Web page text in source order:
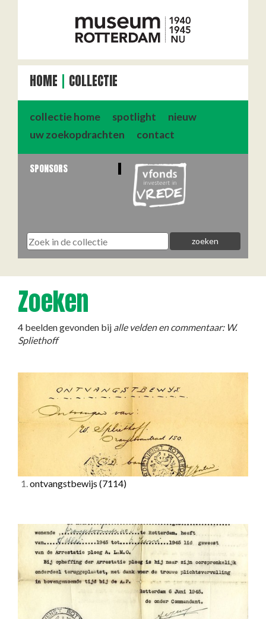
HOME COLLECTIE
collectie home spotlight
nieuw
uw zoekopdrachten
contact
SPONSORS
Zoeken
4 beelden gevonden bij alle velden en commentaar: W.
Spliethoff
1.ontvangstbewijs (7114)